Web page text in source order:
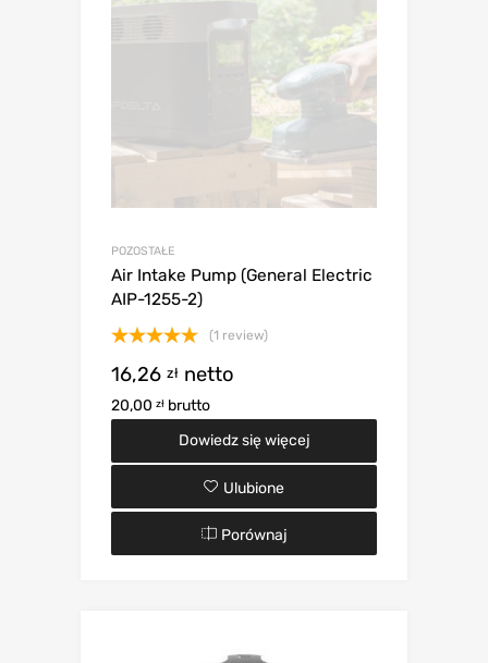
POZOSTAŁE
Air Intake Pump (General Electric
AIP-1255-2)
5.00na 5
(1 review)
16,26 zł netto
20,00 zł brutto
Dowiedz się więcej
Ulubione
Porównaj